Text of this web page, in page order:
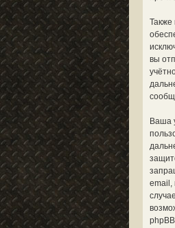
вы
Ваша
email,